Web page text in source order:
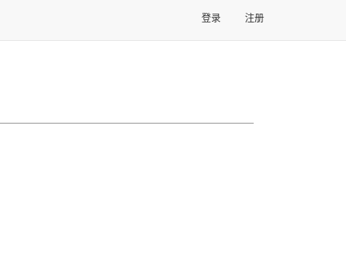
登录 注册